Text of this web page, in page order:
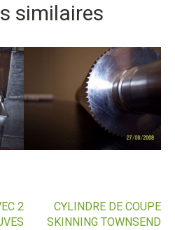
similaires
CYLINDRE DE COUPE
SKINNING TOWNSEND
2